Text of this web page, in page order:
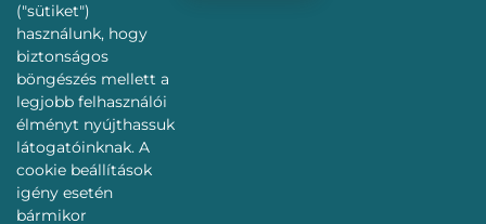
("sütiket")
használunk, hogy
biztonságos
böngészés mellett a
legjobb felhasználói
élményt nyújthassuk
látogatóinknak. A
cookie beállítások
igény esetén
bármikor